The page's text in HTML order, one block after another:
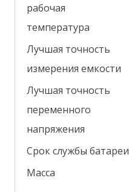
рабочая
температура
Лучшая точность
измерения емкости
Лучшая точность
переменного
напряжения
Срок службы батареи
Масса